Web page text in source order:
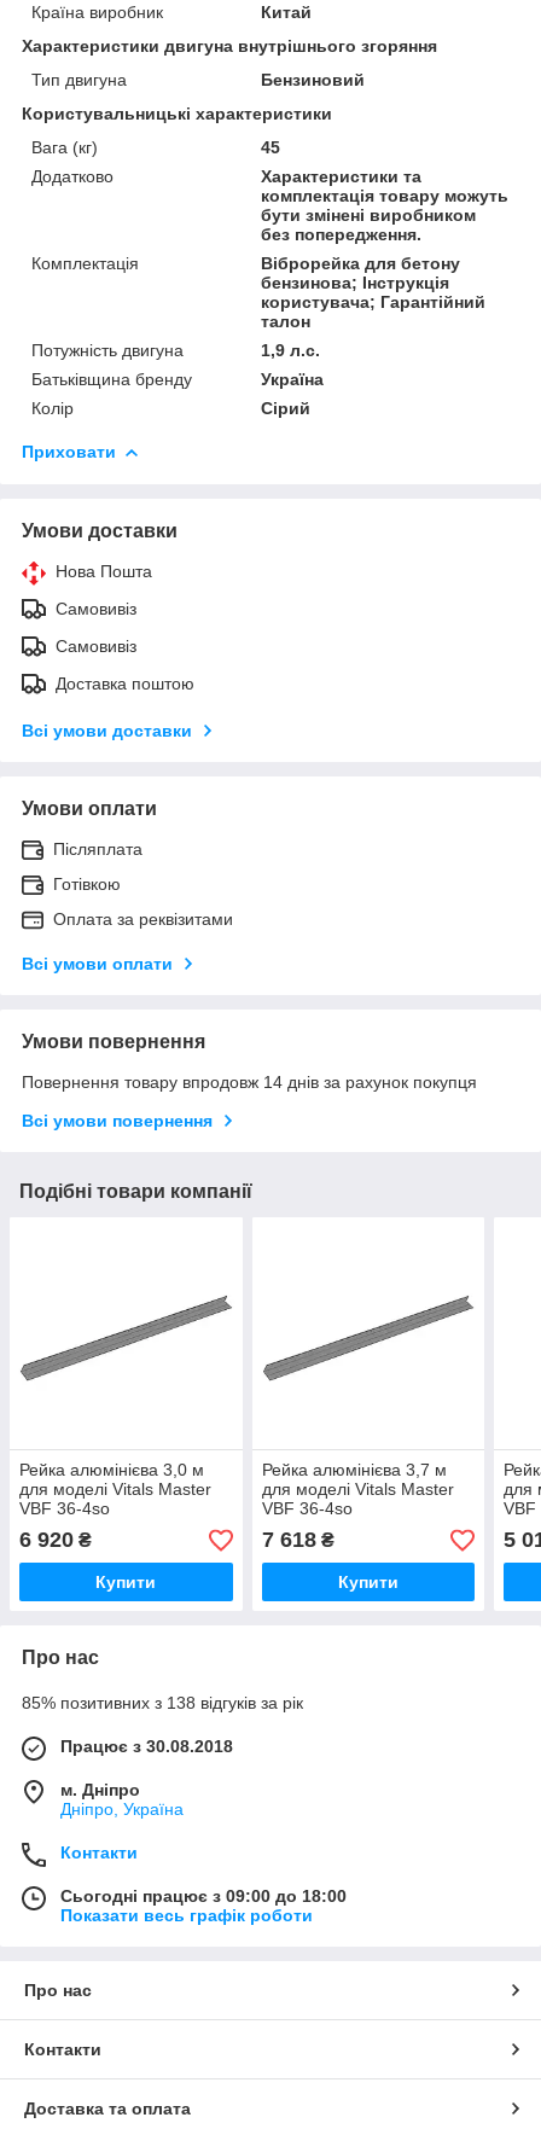
Країна виробник
Китай
Характеристики двигуна внутрішнього згоряння
Тип двигуна
Бензиновий
Користувальницькі характеристики
Вага (кг)
45
Додатково
Характеристики та
комплектація товару можуть
бути змінені виробником
без попередження.
Комплектація
Віброрейка для бетону
бензинова; Інструкція
користувача; Гарантійний
талон
Потужність двигуна
1,9 л.с.
Батьківщина бренду
Україна
Колір
Сірий
Приховати
Умови доставки
Нова Пошта
Самовивіз
Самовивіз
Доставка поштою
Всі умови доставки
Умови оплати
Післяплата
Готівкою
Оплата за реквізитами
Всі умови оплати
Умови повернення
Повернення товару впродовж 14 днів за рахунок покупця
Всі умови повернення
Подібні товари компанії
Рейка алюмінієва 3,0 м
для моделі Vitals Master
VBF 36-4so
6 920 ₴
Купити
Рейка алюмінієва 3,7 м
для моделі Vitals Master
VBF 36-4so
7 618₴
Купити
для
VBF
5
Про нас
85% позитивних з 138 відгуків за рік
Працює з 30.08.2018
м. Дніпро
Дніпро, Україна
Контакти
Сьогодні працює з 09:00 до 18:00
Показати весь графік роботи
Про нас
Контакти
Доставка та оплата